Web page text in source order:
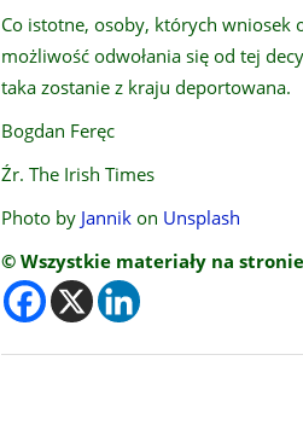
Co istotne, osoby, których wniosek
możliwość odwołania się od tej
taka zostanie z kraju deportowana.
Bogdan Feręc
Źr. The Irish Times
Photo by Jannik on Unsplash
© Wszystkie materiały na